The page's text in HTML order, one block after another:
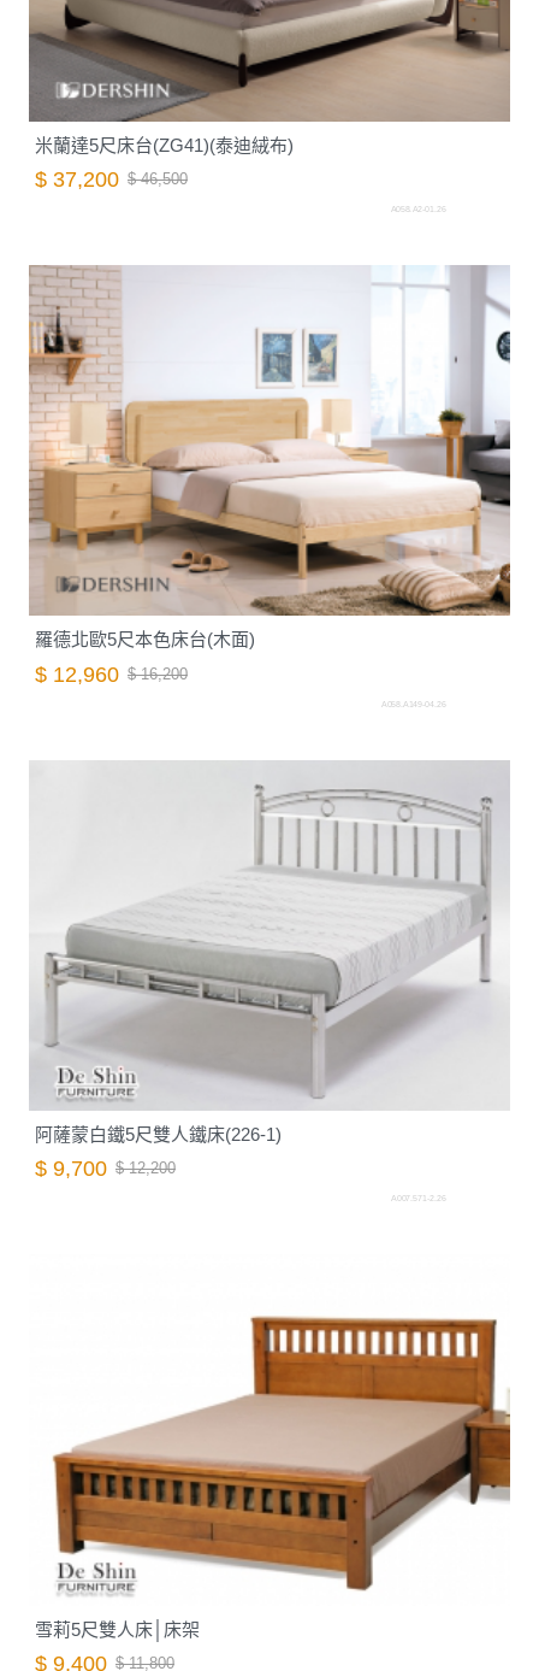
米蘭達5尺床台(ZG41)(泰迪絨布)
$ 37,200 $ 46,500
A058.A2-01.26
羅德北歐5尺本色床台(木面)
$ 12,960 $ 16,200
A058.A149-04.26
阿薩蒙白鐵5尺雙人鐵床(226-1)
$ 9,700 $ 12,200
A007.571-2.26
雪莉5尺雙人床│床架
$ 9,400 $ 11,800